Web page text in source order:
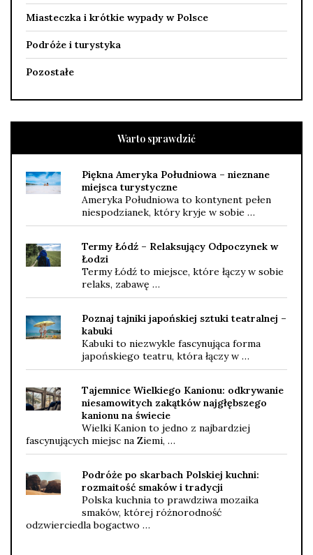
Miasteczka i krótkie wypady w Polsce
Podróże i turystyka
Pozostałe
Warto sprawdzić
Piękna Ameryka Południowa – nieznane
miejsca turystyczne
Ameryka Południowa to kontynent pełen
niespodzianek, który kryje w sobie …
Termy Łódź – Relaksujący Odpoczynek w
Łodzi
Termy Łódź to miejsce, które łączy w sobie
relaks, zabawę …
Poznaj tajniki japońskiej sztuki teatralnej –
kabuki
Kabuki to niezwykle fascynująca forma
japońskiego teatru, która łączy w …
Tajemnice Wielkiego Kanionu: odkrywanie
niesamowitych zakątków najgłębszego
kanionu na świecie
Wielki Kanion to jedno z najbardziej
fascynujących miejsc na Ziemi, …
Podróże po skarbach Polskiej kuchni:
rozmaitość smaków i tradycji
Polska kuchnia to prawdziwa mozaika
smaków, której różnorodność
odzwierciedla bogactwo …